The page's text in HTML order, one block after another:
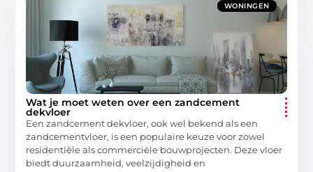
WONINGEN
Wat je moet weten over een zandcement
dekvloer
Een zandcement dekvloer, ook wel bekend als een
zandcementvloer, is een populaire keuze voor zowel
residentiële als commerciële bouwprojecten. Deze vloer
biedt duurzaamheid, veelzijdigheid en